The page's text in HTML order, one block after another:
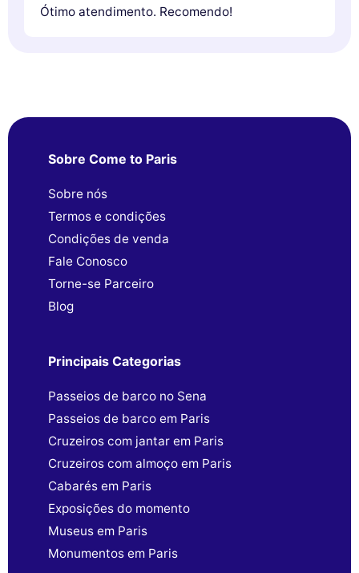
Ótimo atendimento. Recomendo!
Sobre Come to Paris
Sobre nós
Termos e condições
Condições de venda
Fale Conosco
Torne-se Parceiro
Blog
Principais Categorias
Passeios de barco no Sena
Passeios de barco em Paris
Cruzeiros com jantar em Paris
Cruzeiros com almoço em Paris
Cabarés em Paris
Exposições do momento
Museus em Paris
Monumentos em Paris